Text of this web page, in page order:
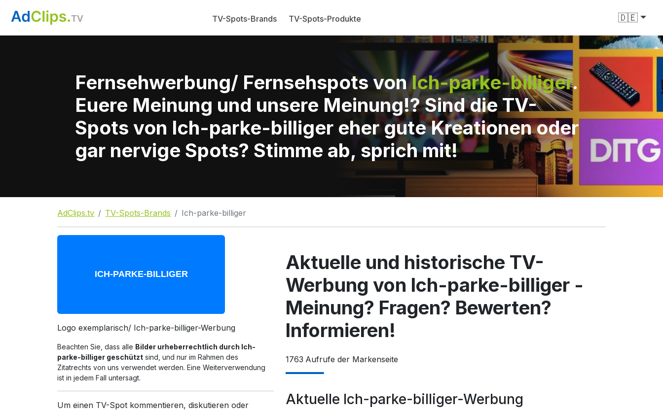
TV-Spots-Brands TV-Spots-Produkte 🇩🇪
Fernsehwerbung/ Fernsehspots vonIch-parke-billiger.
Euere Meinung und unsere Meinung!? Sind die TV-
Spots von Ich-parke-billiger eher gute Kreationen oder
gar nervige Spots? Stimme ab, sprich mit!
AdClips.tv TV-Spots-Brands Ich-parke-billiger
Logo exemplarisch/ Ich-parke-billiger-Werbung
Beachten Sie, dass alle Bilder urheberrechtlich durch Ich-
parke-billiger geschützt sind, und nur im Rahmen des
Zitatrechts von uns verwendet werden. Eine Weiterverwendung
ist in jedem Fall untersagt.
Um einen TV-Spot kommentieren, diskutieren oder
Aktuelle und historische TV-
Werbung von Ich-parke-billiger -
Meinung? Fragen? Bewerten?
Informieren!
1763 Aufrufe der Markenseite
Aktuelle Ich-parke-billiger-Werbung